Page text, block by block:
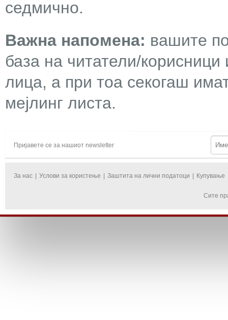
седмично.
Важна напомена: вашите
база на читатели/
лица, а при тоа секогаш
мејлинг листа.
Пријавете се за нашиот newsletter
За нас Услови за користење Заштита на лични податоци Купување
Сите